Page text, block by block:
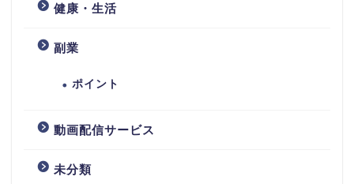
健康・生活
副業
ポイント
動画配信サービス
未分類